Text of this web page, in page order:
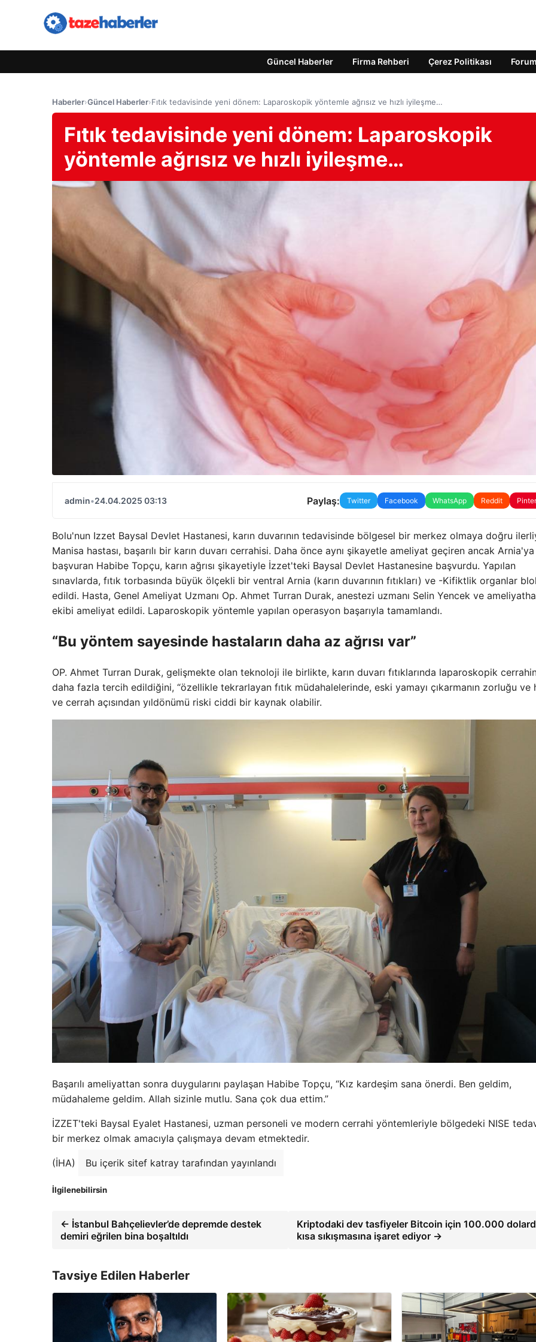
Güncel Haberler Firma Rehberi Çerez Politikası Forum
Haberler›Güncel Haberler›Fıtık tedavisinde yeni dönem: Laparoskopik yöntemle ağrısız ve hızlı iyileşme…
Fıtık tedavisinde yeni dönem: Laparoskopik
yöntemle ağrısız ve hızlı iyileşme…
admin•24.04.2025 03:13 Paylaş: Twitter Facebook WhatsApp Reddit
Bolu'nun Izzet Baysal Devlet Hastanesi, karın duvarının tedavisinde bölgesel bir merkez olmaya doğru
Manisa hastası, başarılı bir karın duvarı cerrahisi. Daha önce aynı şikayetle ameliyat geçiren ancak Arnia'ya
başvuran Habibe Topçu, karın ağrısı şikayetiyle İzzet'teki Baysal Devlet Hastanesine başvurdu. Yapılan
sınavlarda, fıtık torbasında büyük ölçekli bir ventral Arnia (karın duvarının fıtıkları) ve -Kifiktlik organlar
edildi. Hasta, Genel Ameliyat Uzmanı Op. Ahmet Turran Durak, anestezi uzmanı Selin Yencek ve
ekibi ameliyat edildi. Laparoskopik yöntemle yapılan operasyon başarıyla tamamlandı.
“Bu yöntem sayesinde hastaların daha az ağrısı var”
OP. Ahmet Turran Durak, gelişmekte olan teknoloji ile birlikte, karın duvarı fıtıklarında laparoskopik
daha fazla tercih edildiğini, “özellikle tekrarlayan fıtık müdahalelerinde, eski yamayı çıkarmanın zorluğu ve
ve cerrah açısından yıldönümü riski ciddi bir kaynak olabilir.
Başarılı ameliyattan sonra duygularını paylaşan Habibe Topçu, “Kız kardeşim sana önerdi. Ben geldim,
müdahaleme geldim. Allah sizinle mutlu. Sana çok dua ettim.”
İZZET'teki Baysal Eyalet Hastanesi, uzman personeli ve modern cerrahi yöntemleriyle bölgedeki NISE
bir merkez olmak amacıyla çalışmaya devam etmektedir.
(İHA) Bu içerik sitef katray tarafından yayınlandı
İlgilenebilirsin
← İstanbul Bahçelievler’de depremde destek
demiri eğrilen bina boşaltıldı
Kriptodaki dev tasfiyeler Bitcoin için 100.000
kısa sıkışmasına işaret ediyor →
Tavsiye Edilen Haberler